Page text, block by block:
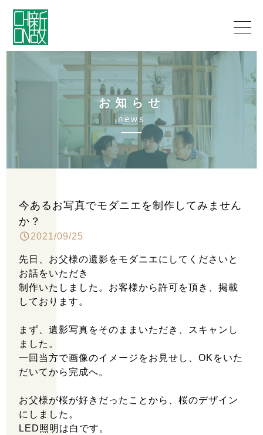
お 知 ら せ
news
今あるお写真でモダニエを制作してみません
か？
2021/09/25
先日、お父様の遺影をモダニエにしてくださいと
お話をいただき
制作いたしました。お客様から許可を頂き、掲載
しております。
まず、遺影写真をそのままいただき、スキャンし
ました。
一回当方で画像のイメージをお見せし、OKをいた
だいてから完成へ。
お父様が桜が好きだったことから、桜のデザイン
にしました。
LED照明は白です。